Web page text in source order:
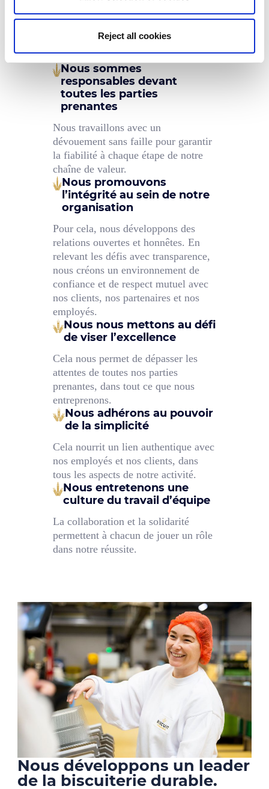
Reject all cookies
biscuits et de substituts
partageons des valeurs fortes.
Nous sommes
responsables devant
toutes les parties
prenantes
Nous travaillons avec un
dévouement sans faille pour garantir
la fiabilité à chaque étape de notre
chaîne de valeur.
Nous promouvons
l’intégrité au sein de notre
organisation
Pour cela, nous développons des
relations ouvertes et honnêtes. En
relevant les défis avec transparence,
nous créons un environnement de
confiance et de respect mutuel avec
nos clients, nos partenaires et nos
employés.
Nous nous mettons au défi
de viser l’excellence
Cela nous permet de dépasser les
attentes de toutes nos parties
prenantes, dans tout ce que nous
entreprenons.
Nous adhérons au pouvoir
de la simplicité
Cela nourrit un lien authentique avec
nos employés et nos clients, dans
tous les aspects de notre activité.
Nous entretenons une
culture du travail d’équipe
La collaboration et la solidarité
permettent à chacun de jouer un rôle
dans notre réussite.
Nous développons un leader
de la biscuiterie durable.